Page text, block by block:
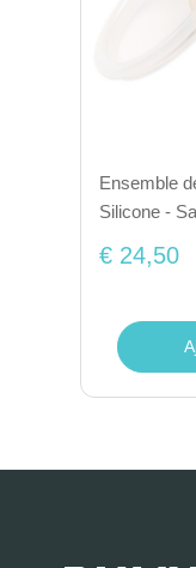
Ensemble
Silicone -
€ 24,50